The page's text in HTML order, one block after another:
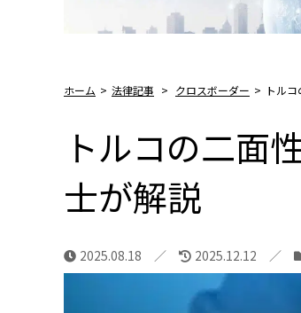
ホーム > 法律記事 > クロスボーダー > トル
トルコの二面
士が解説
2025.08.18 2025.12.12